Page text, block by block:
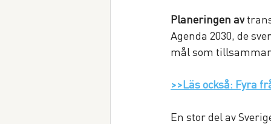
Planeringen av
Agenda 2030, de
mål som
>>Läs också: Fyra
En stor del av